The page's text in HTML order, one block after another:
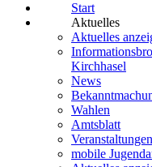
Start
Aktuelles
Aktuelles
Kirchhasel
News
Wahlen
Amtsblatt
Veranstaltungen
mobile